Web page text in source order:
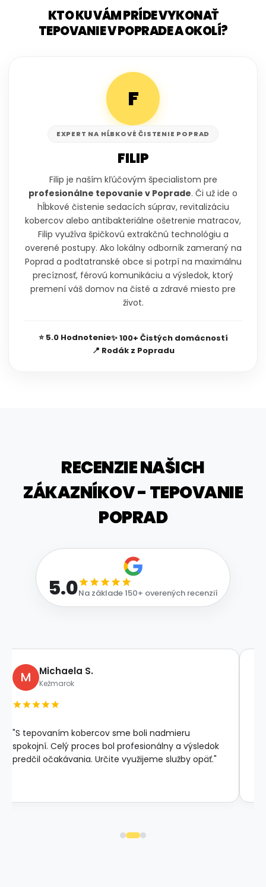
KTO KU VÁM PRÍDE VYKONAŤ
TEPOVANIE V POPRADE A OKOLÍ?
F
EXPERT NA HĹBKOVÉ ČISTENIE POPRAD
FILIP
Filip je naším kľúčovým špecialistom pre
profesionálne tepovanie v Poprade. Či už ide o
hĺbkové čistenie sedacích súprav, revitalizáciu
kobercov alebo antibakteriálne ošetrenie matracov,
Filip využíva špičkovú extrakčnú technológiu a
overené postupy. Ako lokálny odborník zameraný na
Poprad a podtatranské obce si potrpí na maximálnu
precíznosť, férovú komunikáciu a výsledok, ktorý
premení váš domov na čisté a zdravé miesto pre
život.
⭐ 5.0 Hodnotenie✨ 100+ Čistých domácností
📍 Rodák z Popradu
RECENZIE NAŠICH
ZÁKAZNÍKOV - TEPOVANIE
POPRAD
5.0Na základe150+ overených recenzií
M Michaela S.
Kežmarok
"S tepovaním kobercov sme boli nadmieru
spokojní. Celý proces bol profesionálny a výsledok
predčil očakávania. Určite využijeme služby opäť."